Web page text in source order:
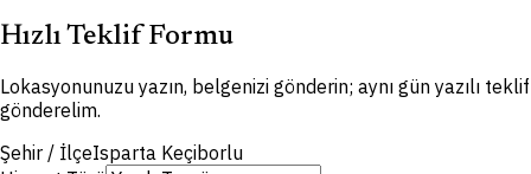
Hızlı Teklif Formu
Lokasyonunuzu yazın, belgenizi gönderin; aynı gün yazılı teklif
gönderelim.
Şehir / İlçeIsparta Keçiborlu